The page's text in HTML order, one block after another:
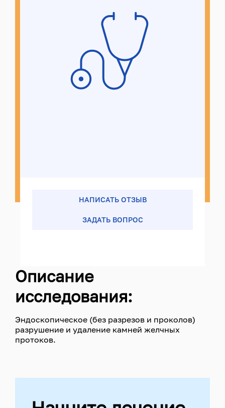
НАПИСАТЬ ОТЗЫВ
ЗАДАТЬ ВОПРОС
Описание
исследования:
Эндоскопическое (без разрезов и проколов)
разрушение и удаление камней желчных
протоков.